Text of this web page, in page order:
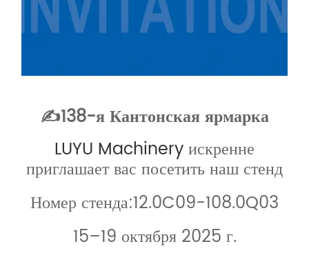
✍138-я Кантонская ярмарка
LUYU Machineryискренне
приглашает вас посетить наш стенд
Номер стенда:12.0C09-108.0Q03
15–19 октября 2025 г.